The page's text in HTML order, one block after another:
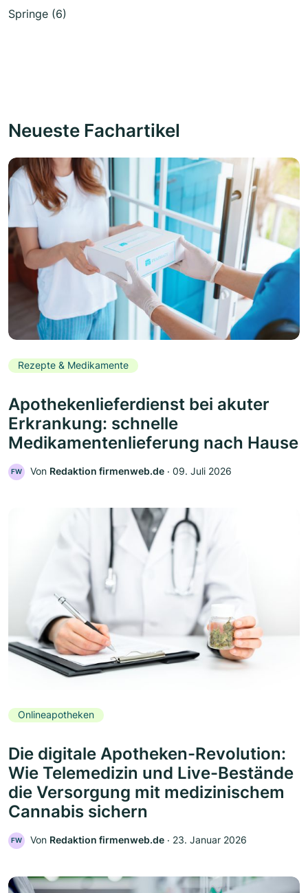
Springe (6)
Neueste Fachartikel
Rezepte & Medikamente
Apothekenlieferdienst bei akuter
Erkrankung: schnelle
Medikamentenlieferung nach Hause
FW Von Redaktion firmenweb.de ‧ 09. Juli 2026
Onlineapotheken
Die digitale Apotheken-Revolution:
Wie Telemedizin und Live-Bestände
die Versorgung mit medizinischem
Cannabis sichern
FW Von Redaktion firmenweb.de ‧ 23. Januar 2026